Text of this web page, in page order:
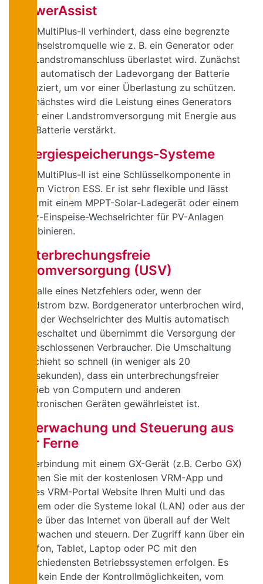
PowerAssist
Der MultiPlus-II verhindert, dass eine begrenzte
Wechselstromquelle wie z. B. ein Generator oder
ein Landstromanschluss überlastet wird. Zunächst
wird automatisch der Ladevorgang der Batterie
reduziert, um vor einer Überlastung zu schützen.
Als nächstes wird die Leistung eines Generators
oder einer Landstromversorgung mit Energie aus
der Batterie verstärkt.
Energiespeicherungs-Systeme
Der MultiPlus-II ist eine Schlüsselkomponente in
einem Victron ESS. Er ist sehr flexible und lässt
sich mit einem MPPT-Solar-Ladegerät oder einem
Netz-Einspeise-Wechselrichter für PV-Anlagen
kombinieren.
Unterbrechungsfreie
Stromversorgung (USV)
Im Falle eines Netzfehlers oder, wenn der
Landstrom bzw. Bordgenerator unterbrochen wird,
wird der Wechselrichter des Multis automatisch
eingeschaltet und übernimmt die Versorgung der
angeschlossenen Verbraucher. Die Umschaltung
geschieht so schnell (in weniger als 20
Millisekunden), dass ein unterbrechungsfreier
Betrieb von Computern und anderen
elektronischen Geräten gewährleistet ist.
Überwachung und Steuerung aus
der Ferne
In Verbindung mit einem GX-Gerät (z.B. Cerbo GX)
können Sie mit der kostenlosen VRM-App und
Freies VRM-Portal Website Ihren Multi und das
System oder die Systeme lokal (LAN) oder aus der
Ferne über das Internet von überall auf der Welt
überwachen und steuern. Der Zugriff kann über ein
Telefon, Tablet, Laptop oder PC mit den
verschiedensten Betriebssystemen erfolgen. Es
gibt kein Ende der Kontrollmöglichkeiten, vom